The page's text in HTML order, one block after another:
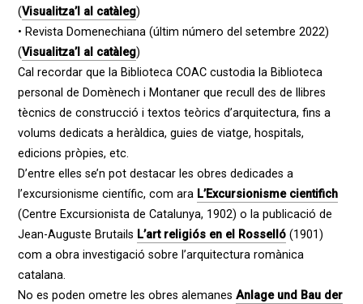
(Visualitza’l al catàleg)
• Revista Domenechiana (últim número del setembre 2022)
(Visualitza’l al catàleg)
Cal recordar que la Biblioteca COAC custodia la Biblioteca
personal de Domènech i Montaner que recull des de llibres
tècnics de construcció i textos teòrics d’arquitectura, fins a
volums dedicats a heràldica, guies de viatge, hospitals,
edicions pròpies, etc.
D’entre elles se’n pot destacar les obres dedicades a
l’excursionisme científic, com ara L’Excursionisme cientifich
(Centre Excursionista de Catalunya, 1902) o la publicació de
Jean-Auguste Brutails L’art religiós en el Rosselló(1901)
com a obra investigació sobre l’arquitectura romànica
catalana.
No es poden ometre les obres alemanes Anlage und Bau der